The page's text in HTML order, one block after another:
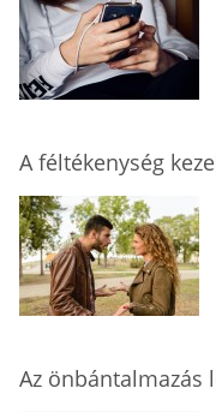
A féltékenység
Az önbántalmazás